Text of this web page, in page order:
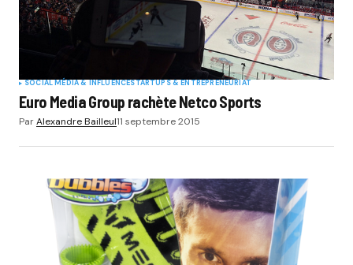
SOCIAL MÉDIA & INFLUENCESTARTUPS & ENTREPRENEURIAT
Euro Media Group rachète Netco Sports
ParAlexandre Bailleul11 septembre 2015